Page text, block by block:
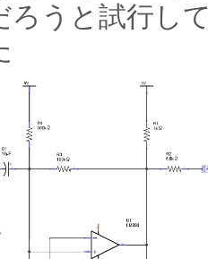
ろうと試行し